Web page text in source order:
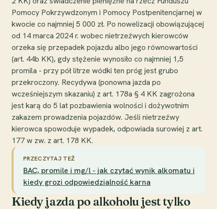
Pomocy Pokrzywdzonym i Pomocy Postpenitencjarnej w
kwocie co najmniej 5 000 zł. Po nowelizacji obowiązującej
od 14 marca 2024 r. wobec nietrzeźwych kierowców
orzeka się przepadek pojazdu albo jego równowartości
(art. 44b KK), gdy stężenie wynosiło co najmniej 1,5
promila - przy pół litrze wódki ten próg jest grubo
przekroczony. Recydywa (ponowna jazda po
wcześniejszym skazaniu) z art. 178a § 4 KK zagrożona
jest karą do 5 lat pozbawienia wolności i dożywotnim
zakazem prowadzenia pojazdów. Jeśli nietrzeźwy
kierowca spowoduje wypadek, odpowiada surowiej z art.
177 w zw. z art. 178 KK.
PRZECZYTAJ TEŻ
BAC, promile i mg/l - jak czytać wynik alkomatu i
kiedy grozi odpowiedzialność karna
Kiedy jazda po alkoholu jest tylko